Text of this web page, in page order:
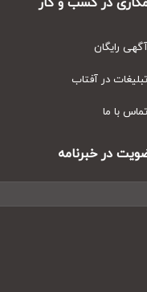
رایگان
در آفتاب
با ما
در خبرنامه